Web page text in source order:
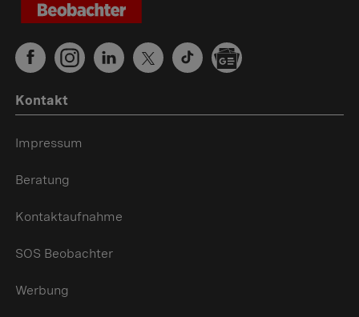
Kontakt
Impressum
Beratung
Kontaktaufnahme
SOS Beobachter
Werbung